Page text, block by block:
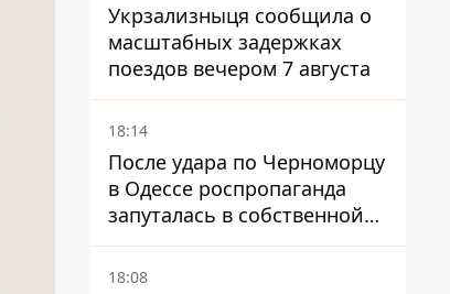
Укрзализныця сообщила о
масштабных задержках
поездов вечером 7 августа
18:14
После удара по Черноморцу
в Одессе роспропаганда
запуталась в собственной
лжи
18:08